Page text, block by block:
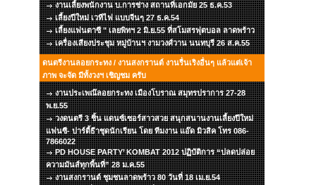
งานเลี้ยงพนักงาน บ.การช่าง สถานที่เอกมัย 25 ธ.ค.53
เลี้ยงปีใหม่ เวทีไฟ แบบจีนๆ 27 ธ.ค.54
เลี้ยงแฟนตาซี " เลยพิทฯ 2 มิ.ย.55 ที่สโมสรฟุตบอล ลาดพร้าว
เครื่องเสียงประชุม หมู่บ้านฯ งามวงศ์วาน นนทบุรี 26 ส.ค.55
ดนตรีงานลอยกระทง / งานสงกรานต์ งานรื่นเริงอื่นๆ แล้วแต่เจ้า
ภาพ จะจัด มีทั้งวงฯ เชิญชม ครับ
งานประเพณ๊ลอยกระทง เมืองโบราณ สมุทรปราการ 27-28
พ.ย.55
วงดนตรี 3 ชิ้น แดนซ์เซอร์สาวสวย สนุกสนานงานเลี้ยงปีใหม่
แฟนซี- ปาร์ตี้ธีาชุดนักเรียน โดย ทีมงาน แอ๊ด มิวสิค โทร 086-
7866022
PD HOUSE PARTY’ KOMBAT 2012 ปฏิบัติการ “ปลดปล่อย
ความมันส์ทุกพื้นที่” 28 ม.ค.55
งานสงกรานต์ ชุมชนลาดพร้าว 80 วันที่ 18 เม.ย.54